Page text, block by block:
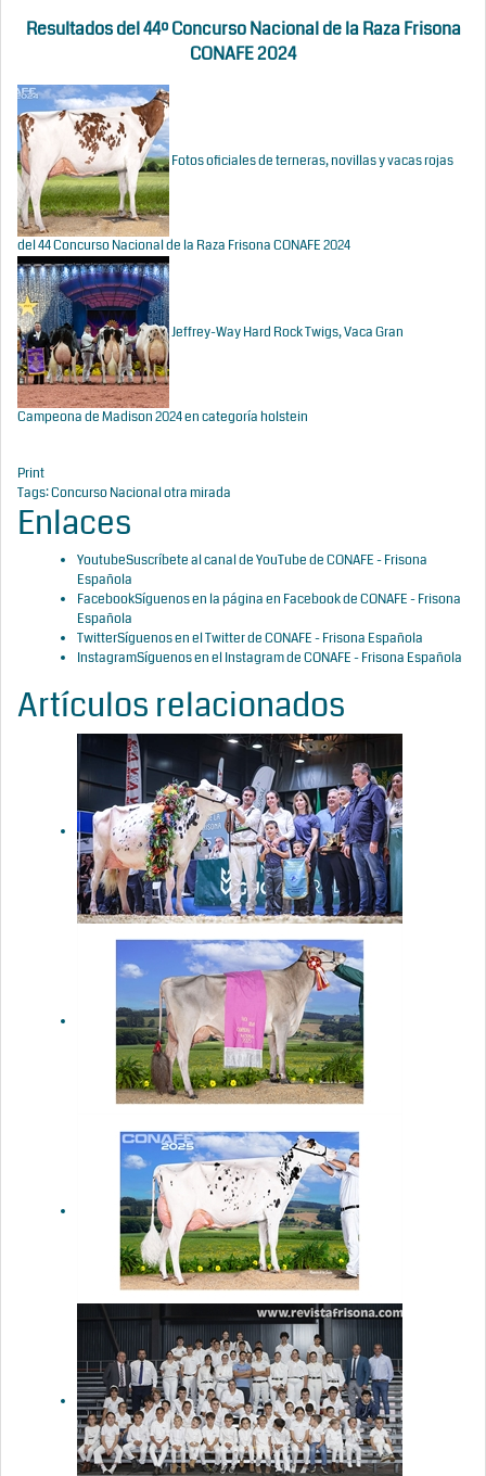
Resultados del 44º Concurso Nacional de la Raza Frisona
CONAFE 2024
Fotos oficiales de terneras, novillas y vacas rojas
del 44 Concurso Nacional de la Raza Frisona CONAFE 2024
Jeffrey-Way Hard Rock Twigs, Vaca Gran
Campeona de Madison 2024 en categoría holstein
Print
Tags:Concurso Nacionalotra mirada
Enlaces
YoutubeSuscríbete al canal de YouTube de CONAFE - Frisona
Española
FacebookSíguenos en la página en Facebook de CONAFE - Frisona
Española
TwitterSíguenos en el Twitter de CONAFE - Frisona Española
InstagramSíguenos en el Instagram de CONAFE - Frisona Española
Artículos relacionados
Cancelado el
Concurso
Nacional de
Frisona
CONAFE 2026
Justo BS
Belinda
Fastias),
Vaca Gran
Campeona
Nacional de
Raza Parda
2025
Fotos
oficiales del
45 Concurso
Nacional de
la Raza
Frisona
CONAFE 2025